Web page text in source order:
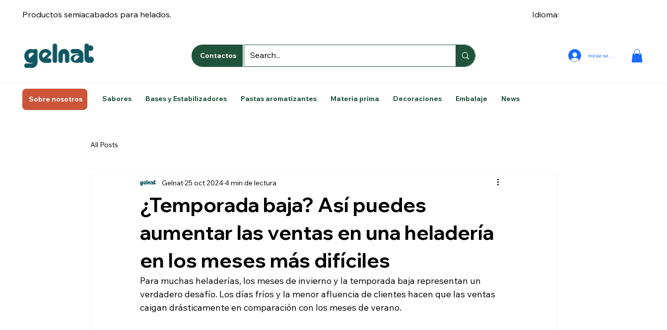
Idioma:
Productos semiacabados para helados.
Iniciar sesión
Contactos
Sobre nosotros Sabores Bases y Estabilizadores Pastas aromatizantes Materia prima Decoraciones Embalaje News
All Posts
¿Temporada baja? Así puedes
aumentar las ventas en una heladería
en los meses más difíciles
Gelnat25 oct 20244 min de lectura
Para muchas heladerías, los meses de invierno y la temporada baja representan un
verdadero desafío. Los días fríos y la menor afluencia de clientes hacen que las ventas
caigan drásticamente en comparación con los meses de verano.